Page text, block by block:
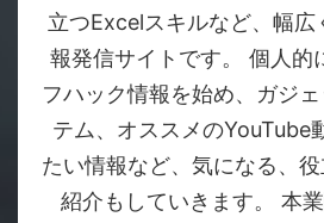
立つExcelスキルなど、幅広
報発信サイトです。 個人的
フハック情報を始め、ガジ
テム、オススメのYouTube
たい情報など、気になる、
紹介もしていきます。 本